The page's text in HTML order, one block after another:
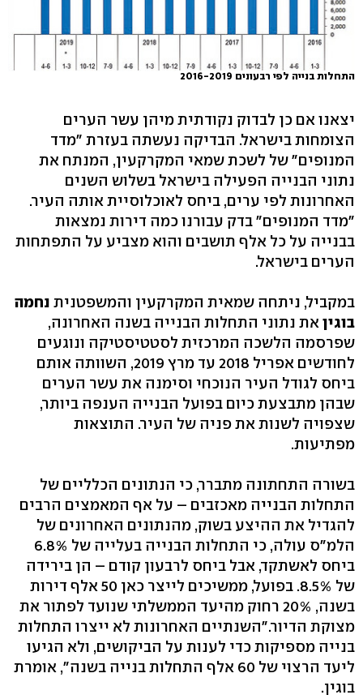
התחלות בנייה לפי רבעונים 2016-2019
יצאנו אם כן לבדוק נקודתית מיהן עשר הערים
הצומחות בישראל. הבדיקה נעשתה בעזרת "מדד
המנופים" של לשכת שמאי המקרקעין, המנתח את
נתוני הבנייה הפעילה בישראל בשלוש השנים
האחרונות לפי ערים, ביחס לאוכלוסיית אותה העיר.
"מדד המנופים" בדק עבורנו כמה דירות נמצאות
בבנייה על כל אלף תושבים והוא מצביע על התפתחות
הערים בישראל.
במקביל, ניתחה שמאית המקרקעין והמשפטנית נחמה
בוגיןאת נתוני התחלות הבנייה בשנה האחרונה,
שפרסמה הלשכה המרכזית לסטטיסטיקה ונוגעים
לחודשים אפריל 2018 עד מרץ 2019, השוותה אותם
ביחס לגודל העיר הנוכחי וסימנה את עשר הערים
שבהן מתבצעת כיום בפועל הבנייה הענפה ביותר,
שצפויה לשנות את פניה של העיר. התוצאות
מפתיעות.
בשורה התחתונה מתברר, כי הנתונים הכלליים של
התחלות הבנייה מאכזבים – על אף המאמצים הרבים
להגדיל את ההיצע בשוק, מהנתונים האחרונים של
הלמ"ס עולה, כי התחלות הבנייה בעלייה של 6.8%
ביחס לאשתקד, אבל ביחס לרבעון קודם – הן בירידה
של 8.5%. בפועל, ממשיכים לייצר כאן 50 אלף דירות
בשנה, 20% רחוק מהיעד הממשלתי שנועד לפתור את
מצוקת הדיור."השנתיים האחרונות לא ייצרו התחלות
בנייה מספיקות כדי לענות על הביקושים, ולא הגיעו
ליעד הרצוי של 60 אלף התחלות בנייה בשנה", אומרת
בוגין.